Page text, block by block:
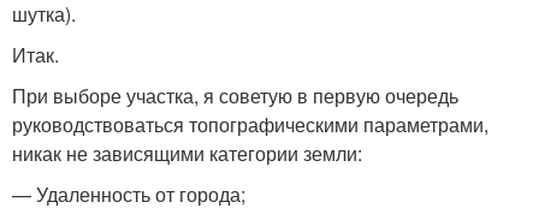
шутка).
Итак.
При выборе участка, я советую в первую очередь
руководствоваться топографическими параметрами,
никак не зависящими категории земли:
— Удаленность от города;